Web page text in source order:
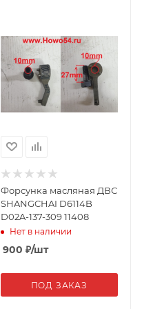
Форсунка масляная ДВС
SHANGCHAI D6114B
D02A-137-309 11408
Нет в наличии
900 ₽/шт
ПОД ЗАКАЗ